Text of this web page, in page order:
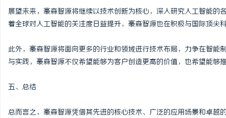
展望未来，豪森智源将继续以技术创新为核心，深入研究人工智能
着全球对人工智能的关注度日益提升，豪森智源也在积极与国际顶尖
此外，豪森智源将面向更多的行业和领域进行技术布局，力争在智
与实践，豪森智源不仅希望能够为客户创造更高的价值，也希望能够
五、总结
总而言之，豪森智源凭借其先进的核心技术、广泛的应用场景和卓